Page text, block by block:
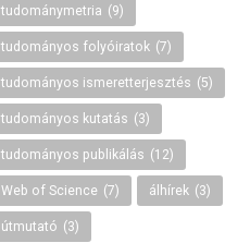
tudománymetria (9)
tudományos folyóiratok (7)
tudományos ismeretterjesztés (5)
tudományos kutatás (3)
tudományos publikálás (12)
Web of Science (7) álhírek (3)
útmutató (3)